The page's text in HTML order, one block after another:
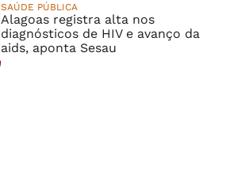
SAÚDE PÚBLICA
Alagoas registra alta nos
diagnósticos de HIV e avanço da
aids, aponta Sesau